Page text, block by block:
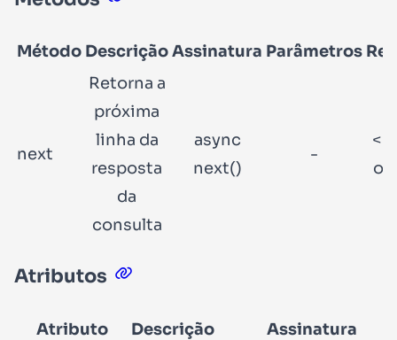
Método DescriçãoAssinatura Parâmetros
next
Retorna a
próxima
linha da
resposta
da
consulta
async
next()
-
ou
Atributos
Atributo Descrição Assinatura